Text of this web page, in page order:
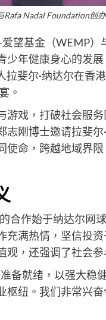
Nadal Foundation创
望基金（WEMP）
少年健康身心的发
拉斐尔·纳达尔在香
。
游戏，打破社会服
刚博士邀请拉斐
使命，跨越地域界
合作始于纳达尔网
充满热情，坚信投
观，还强调了社会参
备就绪，以强大稳
枢纽。我们非常兴